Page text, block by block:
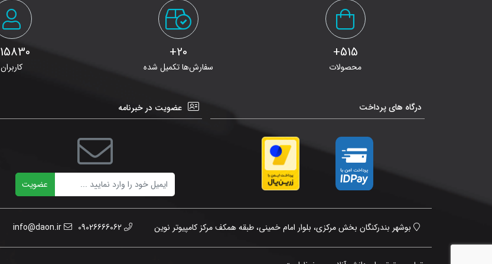
515+
محصولات
20+
سفارش‌ها تکمیل شده
15830+
کاربران
درگاه های پرداخت عضویت در خبرنامه
عضویت
بوشهر بندرکنگان بخش مرکزی، بلوار امام خمینی، طبقه همکف مرکز کامپیوتر نوین 09026666062
info@daon.ir